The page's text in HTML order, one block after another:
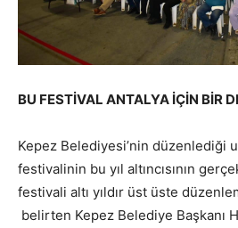
BU FESTİVAL ANTALYA İÇİN BİR
Kepez Belediyesi’nin düzenlediği
festivalinin bu yıl altıncısının
festivali altı yıldır üst üste
belirten Kepez Belediye Başkanı